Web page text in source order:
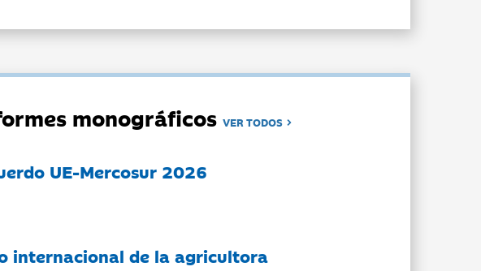
monográficosVER TODOS
UE-Mercosur 2026
internacional de la agricultora